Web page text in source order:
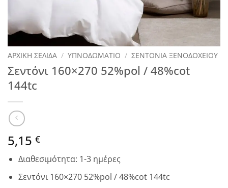
ΑΡΧΙΚΉ ΣΕΛΊΔΑ / ΥΠΝΟΔΩΜΑΤΙΟ / ΣΕΝΤΟΝΙΑ ΞΕΝΟΔΟΧΕΙΟΥ
Σεντόνι 160×270 52%pol / 48%cot
144tc
5,15 €
Διαθεσιμότητα: 1-3 ημέρες
Σεντόνι 160×270 52%pol / 48%cot 144tc